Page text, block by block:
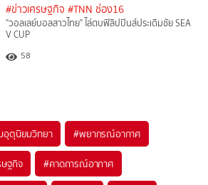
#ข่าวเศรษฐกิจ #TNN ช่อง16
"วอลเลย์บอลสาวไทย" ไล่ตบฟิลิปปินส์ประเดิมชัย SEA
V CUP
58
อุตุนิยมวิทยา #พยากรณ์อากาศ
ษฐกิจ #คาดการณ์อากาศ